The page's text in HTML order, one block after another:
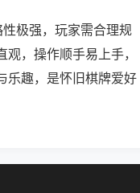
极强，玩家需合理规
，操作顺手易上手，
乐趣，是怀旧棋牌爱好